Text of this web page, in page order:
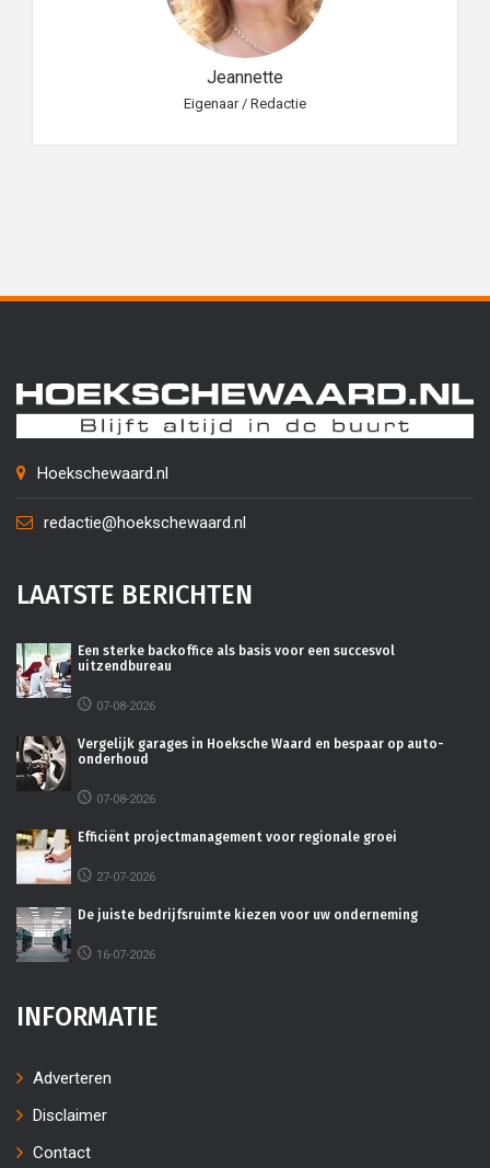
Jeannette
Eigenaar / Redactie
Hoekschewaard.nl
redactie@hoekschewaard.nl
LAATSTE BERICHTEN
Een sterke backoffice als basis voor een succesvol
uitzendbureau
07-08-2026
Vergelijk garages in Hoeksche Waard en bespaar op auto-
onderhoud
07-08-2026
Efficiënt projectmanagement voor regionale groei
27-07-2026
De juiste bedrijfsruimte kiezen voor uw onderneming
16-07-2026
INFORMATIE
Adverteren
Disclaimer
Contact